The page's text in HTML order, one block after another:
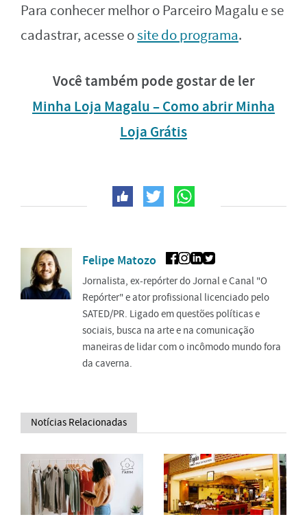
Para conhecer melhor o Parceiro Magalu e se
cadastrar, acesse osite do programa.
Você também pode gostar de ler
Minha Loja Magalu – Como abrir Minha
Loja Grátis
Felipe Matozo
Jornalista, ex-repórter do Jornal e Canal "O
Repórter" e ator profissional licenciado pelo
SATED/PR. Ligado em questões políticas e
sociais, busca na arte e na comunicação
maneiras de lidar com o incômodo mundo fora
da caverna.
Notícias Relacionadas